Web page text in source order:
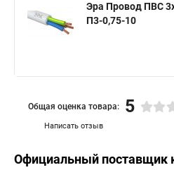
Эра Провод ПВС
П3-0,75-10
Написать отзыв
Общая оценка товара: 5
Официальный поставщик